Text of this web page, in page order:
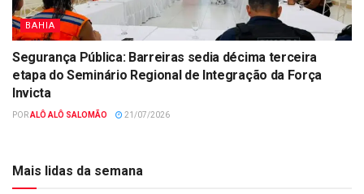
BAHIA
Segurança Pública: Barreiras sedia décima terceira
etapa do Seminário Regional de Integração da Força
Invicta
PORALÔ ALÔ SALOMÃO 21/07/2026
Mais lidas da semana